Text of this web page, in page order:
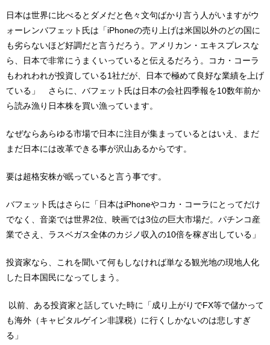
日本は世界に比べるとダメだと色々文句ばかり言う人がいますがウ
ォーレンバフェット氏は「 iPhoneの売り上げは米国以外のどの国に
も劣らないほど好調だと言うだろう。アメリカン・エキスプレスな
ら、日本で非常にうまくいっていると伝えるだろう。コカ・コーラ
もわれわれが投資している1 社だが、日本で極めて良好な業績を上げ
ている」 さらに、バフェット氏は日本の会社四季報を10数年前か
ら読み漁り日本株を買い漁っています。
なぜならあらゆる市場で日本に注目が集まっているとはいえ、まだ
まだ日本には改革できる事が沢山あるからです。
要は超格安株が眠っていると言う事です。
バフェット氏はさらに「日本はiPhoneやコカ・コーラにとってだけ
でなく、音楽では世界2位、映画では3位の巨大市場だ。パチンコ産
業でさえ、ラスベガス全体のカジノ収入の10倍を稼ぎ出している」
投資家なら、これを聞いて何もしなければ単なる観光地の現地人化
した日本国民になってしまう。
以前、ある投資家と話していた時に「成り上がりでFX等で儲かって
も海外（キャピタルゲイン非課税）に行くしかないのは悲しすぎ
る」